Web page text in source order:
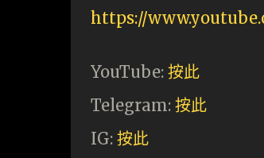
https://
YouTube: 按此
Telegram: 按此
IG: 按此